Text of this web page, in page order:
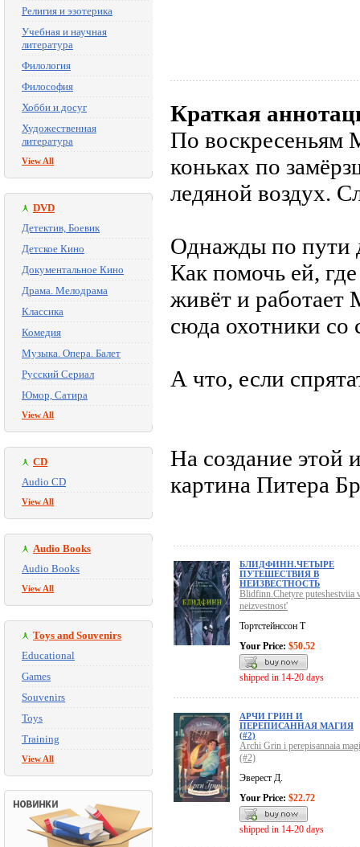
Религия и эзотерика
Учебная и научная
литература
Филология
Философия
Хобби и досуг
Художественная
литература
View All
DVD
Детектив, Боевик
Детское Кино
Документальное Кино
Драма. Мелодрама
Классика
Комедия
Музыка. Опера. Балет
Русский Сериал
Юмор, Сатира
View All
CD
Audio CD
View All
Audio Books
Audio Books
View All
Toys and Souvenirs
Educational
Games
Souvenirs
Toys
Training
View All
Краткая
По воскресеньям
коньках по
ледяной воздух.
Однажды по пути
Как помочь ей,
живёт и работает
сюда охотники со
А что, если
На создание этой
картина Питера
БЛИДФИНН.ЧЕТЫРЕ
ПУТЕШЕСТВИЯ В
НЕИЗВЕСТНОСТЬ
Blidfinn.Chetyre puteshestviia
neizvestnost'
Тортстейнссон Т
Your Price: $50.52
shipped in 14-20 days
АРЧИ ГРИН И
ПЕРЕПИСАННАЯ МАГИЯ
(#2)
Archi Grin i perepisannaia
(#2)
Эверест Д.
Your Price: $22.72
shipped in 14-20 days